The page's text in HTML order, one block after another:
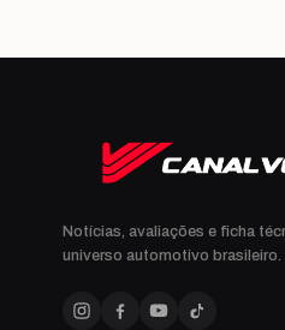
Notícias, avaliações e ficha
universo automotivo brasileiro.